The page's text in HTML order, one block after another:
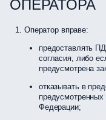
ОПЕРАТОРА
Оператор вправе:
предоставлять
согласия, либо
предусмотрена
отказывать в
предусмотренных
Федерации;